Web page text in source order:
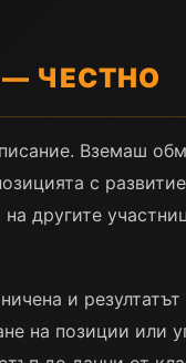
— ЧЕСТНО
Вземаш
с
другите
и резултатът
на позиции или